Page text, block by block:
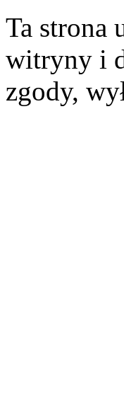
Ta strona
witryny i
zgody,